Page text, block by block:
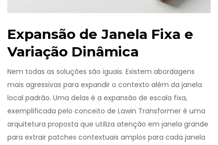
Expansão de Janela Fixa e
Variação Dinâmica
Nem todas as soluções são iguais. Existem abordagens
mais agressivas para expandir o contexto além da janela
local padrão. Uma delas é a expansão de escala fixa,
exemplificada pelo conceito de Lawin Transformer é uma
arquitetura proposta que utiliza atenção em janela grande
para extrair patches contextuais amplos para cada janela